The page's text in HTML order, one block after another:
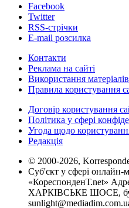
Facebook
Twitter
RSS-стрічки
E-mail розсилка
Контакти
Реклама на сайті
Використання
Правила користування
Договір користування
Політика у сфері
Угода щодо
Редакція
© 2000-2026,
Суб'єкт у сфері онлайн-
«КореспонденТ.net»
ХАРКІВСЬКЕ ШОСЕ,